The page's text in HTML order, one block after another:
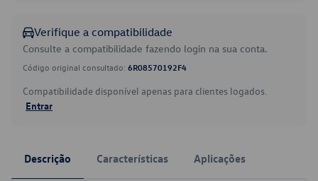
Verifique a compatibilidade
Consulte a compatibilidade fazendo login na sua conta.
Código original consultado: 6R08570192F4
Compatibilidade disponível apenas para clientes logados.
Entrar
Descrição Características Aplicações